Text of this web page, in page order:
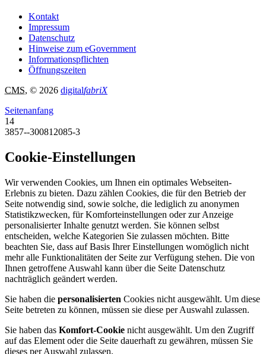
Kontakt
Impressum
Datenschutz
Hinweise zum eGovernment
Informationspflichten
Öffnungszeiten
CMS, © 2026 digitalfabriX
Seitenanfang
14
3857--300812085-3
Cookie-Einstellungen
Wir verwenden Cookies, um Ihnen ein optimales Webseiten-
Erlebnis zu bieten. Dazu zählen Cookies, die für den Betrieb der
Seite notwendig sind, sowie solche, die lediglich zu anonymen
Statistikzwecken, für Komforteinstellungen oder zur Anzeige
personalisierter Inhalte genutzt werden. Sie können selbst
entscheiden, welche Kategorien Sie zulassen möchten. Bitte
beachten Sie, dass auf Basis Ihrer Einstellungen womöglich nicht
mehr alle Funktionalitäten der Seite zur Verfügung stehen. Die von
Ihnen getroffene Auswahl kann über die Seite Datenschutz
nachträglich geändert werden.
Sie haben die personalisierten Cookies nicht ausgewählt. Um diese
Seite betreten zu können, müssen sie diese per Auswahl zulassen.
Sie haben das Komfort-Cookie nicht ausgewählt. Um den Zugriff
auf das Element oder die Seite dauerhaft zu gewähren, müssen Sie
dieses per Auswahl zulassen.